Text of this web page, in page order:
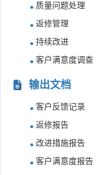
质量问题处理
返修管理
持续改进
客户满意度调查
输出文档
客户反馈记录
返修报告
改进措施报告
客户满意度报告